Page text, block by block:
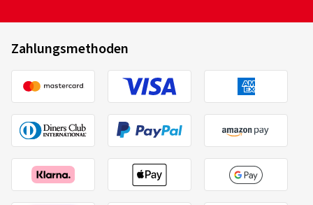
Zahlungsmethoden